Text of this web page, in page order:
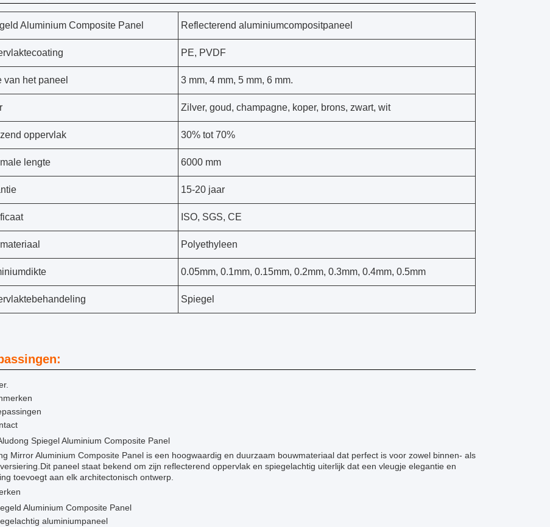
Aluminium Composite Panel Reflecterend aluminiumcompositpaneel
PE, PVDF
van het paneel 3 mm, 4 mm, 5 mm, 6 mm.
Zilver, goud, champagne, koper, brons, zwart, wit
oppervlak 30% tot 70%
lengte 6000 mm
15-20 jaar
ISO, SGS, CE
Polyethyleen
0.05mm, 0.1mm, 0.15mm, 0.2mm, 0.3mm, 0.4mm, 0.5mm
Spiegel
Spiegel Aluminium Composite Panel
Mirror Aluminium Composite Panel is een hoogwaardig en duurzaam bouwmateriaal dat perfect is voor zowel binnen- als
paneel staat bekend om zijn reflecterend oppervlak en spiegelachtig uiterlijk dat een vleugje elegantie en
toevoegt aan elk architectonisch ontwerp.
Aluminium Composite Panel
aluminiumpaneel